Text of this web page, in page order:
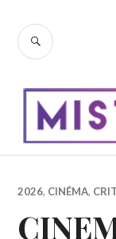
contenu
2026, CINÉMA,